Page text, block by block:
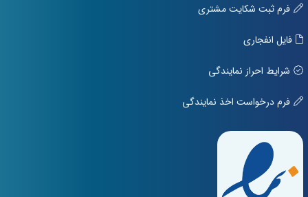
فرم ثبت شکایت مشتری
فایل انفجاری
شرایط احراز نمایندگی
فرم درخواست اخذ نمایندگی